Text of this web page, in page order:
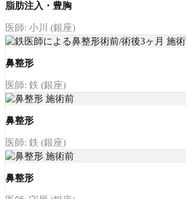
脂肪注入・豊胸
医師: 小川 (銀座)
鼻整形
医師: 鉄 (銀座)
鼻整形
医師: 鉄 (銀座)
鼻整形